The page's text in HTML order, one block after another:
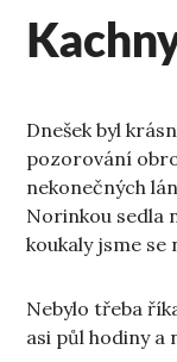
Dnešek byl
pozorování
nekonečných
Norinkou sedla
koukaly jsme se
Nebylo třeba
asi půl hodiny a